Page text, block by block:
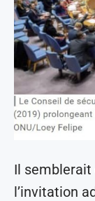
Il semblerait
l’invitation